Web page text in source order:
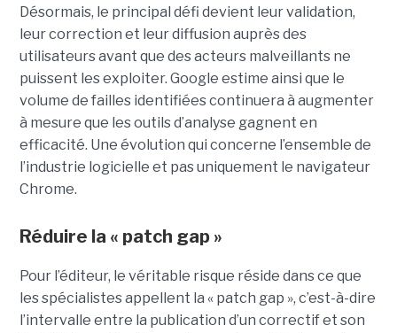
Désormais, le principal défi devient leur validation,
leur correction et leur diffusion auprès des
utilisateurs avant que des acteurs malveillants ne
puissent les exploiter. Google estime ainsi que le
volume de failles identifiées continuera à augmenter
à mesure que les outils d’analyse gagnent en
efficacité. Une évolution qui concerne l’ensemble de
l’industrie logicielle et pas uniquement le navigateur
Chrome.
Réduire la « patch gap »
Pour l’éditeur, le véritable risque réside dans ce que
les spécialistes appellent la « patch gap », c’est-à-dire
l’intervalle entre la publication d’un correctif et son